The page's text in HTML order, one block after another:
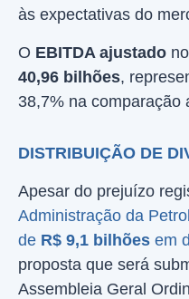
às expectativas do
O EBITDA ajustado
40,96 bilhões,
38,7% na comparação
DISTRIBUIÇÃO DE
Apesar do prejuízo
Administração da
de R$ 9,1 bilhões em
proposta que será
Assembleia Geral